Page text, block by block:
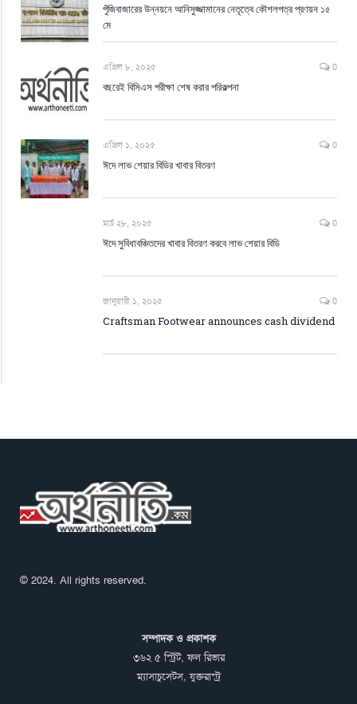
পুঁজিবাজারের উন্নয়নে আনিসুজ্জামানের নেতৃত্বে কৌশলপত্র প্রণয়ন ১৫
মে
এপ্রিল ৮, ২০২৫ 0
বছরেই বিসিএস পরীক্ষা শেষ করার পরিকল্পনা
এপ্রিল ১, ২০২৫ 0
ঈদে লাভ শেয়ার বিডির খাবার বিতরণ
মার্চ ২৮, ২০২৫ 0
ঈদে সুবিধাবঞ্চিতদের খাবার বিতরণ করবে লাভ শেয়ার বিডি
জানুয়ারী ১, ২০২৫ 0
Craftsman Footwear announces cash dividend
© 2024. All rights reserved.
সম্পাদক ও প্রকাশক
৩৬২ ৫ স্ট্রিট, ফল রিভার
ম্যাসাচুসেটস, যুক্তরাস্ট্র